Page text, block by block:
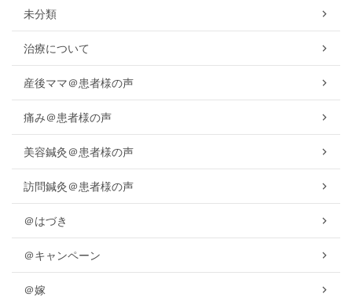
未分類
治療について
産後ママ＠患者様の声
痛み＠患者様の声
美容鍼灸＠患者様の声
訪問鍼灸＠患者様の声
＠はづき
＠キャンペーン
＠嫁